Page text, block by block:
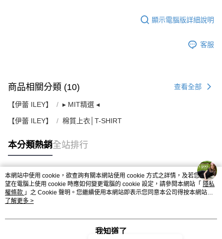
顯示電腦版詳細說明
客服
商品相關分類 (10) 查看全部
【伊蕾 ILEY】 ▸ MIT精選 ◂
【伊蕾 ILEY】 棉質上衣│T-SHIRT
本分類熱銷全站排行
熱門標籤
本網站中使用 cookie，欲查詢有關本網站使用 cookie 方式之詳情，及若您不希
望在電腦上使用 cookie 時應如何變更電腦的 cookie 設定，請參閱本網站「 隱私
權條款 」之 Cookie 聲明。您繼續使用本網站即表示您同意本公司得按本網站使
用條款之 Cookie 聲明使用 cookie。
了解更多 >
我知道了